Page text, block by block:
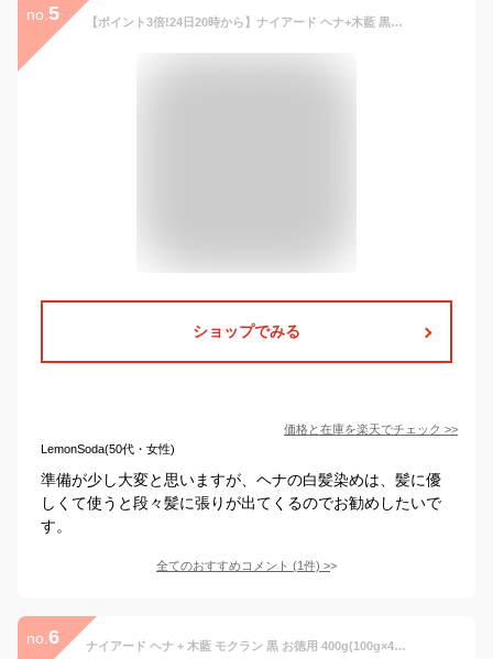
no. 5 【ポイント3倍!24日20時から】ナイアード ヘナ+木藍 黒茶系 400g / 【送料無料】 モクラン お徳用 美容室 サロン専売品 白髪染め 女性用 男性用 トリートメント ヘアカラー ヘアーカラー naiad ヘナカラー ヘナパウダー リニューアル ハリ コシ
ショップでみる
価格と在庫を楽天でチェック >>
LemonSoda(50代・女性)
準備が少し大変と思いますが、ヘナの白髪染めは、髪に優
しくて使うと段々髪に張りが出てくるのでお勧めしたいで
す。
全てのおすすめコメント (1件) >
no. 6 ナイアード ヘナ + 木藍 モクラン 黒 お徳用 400g(100g×4) + 洗うハイドロキノン石鹸 プラスソープHQミニ付き [ Naiad ヘアカラー hena ヘナカラー 白髪染め 市販 ペースト オーガニック ヘナパウダー カラートリートメント ]